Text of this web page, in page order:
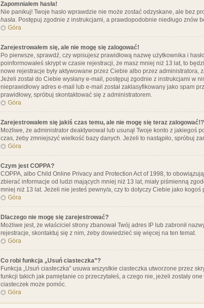
Zapomniałem hasła!
Nie panikuj! Twoje hasło wprawdzie nie może zostać odzyskane, ale bez
hasła. Postępuj zgodnie z instrukcjami, a prawdopodobnie niedługo znów
Góra
Zarejestrowałem się, ale nie mogę się zalogować!
Po pierwsze, sprawdź, czy wpisujesz prawidłową nazwę użytkownika i
poinformowałeś skrypt w czasie rejestracji, że masz mniej niż 13 lat, to
nowe rejestracje były aktywowane przez Ciebie albo przez administratora,
Jeżeli został do Ciebie wysłany e-mail, postępuj zgodnie z instrukcjami w
nieprawidłowy adres e-mail lub e-mail został zaklasyfikowany jako spam
prawidłowy, spróbuj skontaktować się z administratorem.
Góra
Zarejestrowałem się jakiś czas temu, ale nie mogę się teraz
Możliwe, że administrator deaktywował lub usunął Twoje konto z
czas, żeby zmniejszyć wielkość bazy danych. Jeżeli to nastąpiło, spróbuj
Góra
Czym jest COPPA?
COPPA, albo Child Online Privacy and Protection Act of 1998, to
zbierać informacje od ludzi mających mniej niż 13 lat, miały piśmienną
mniej niż 13 lat. Jeżeli nie jesteś pewny/a, czy to dotyczy Ciebie jako
Góra
Dlaczego nie mogę się zarejestrować?
Możliwe jest, że właściciel strony zbanował Twój adres IP lub zabronił
rejestracje, skontaktuj się z nim, żeby dowiedzieć się więcej na ten temat.
Góra
Co robi funkcja „Usuń ciasteczka”?
Funkcja „Usuń ciasteczka” usuwa wszystkie ciasteczka utworzone przez
funkcji takich jak pamiętanie co przeczytałeś, a czego nie, jeżeli zostały
ciasteczek może pomóc.
Góra